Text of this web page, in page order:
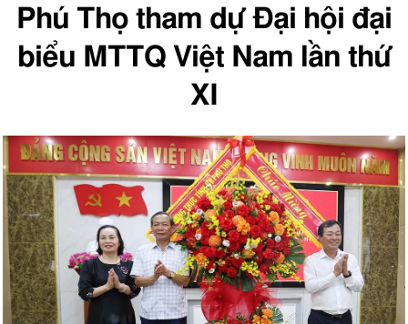
Phú Thọ tham dự Đại hội đại
biểu MTTQ Việt Nam lần thứ
XI